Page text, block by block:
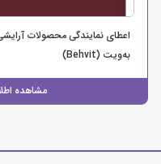
اعطای نمایندگی محصولات
به‌ویت (Behvit)
مشاهده